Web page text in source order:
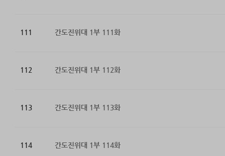
111 간도진위대 1부 111화
112 간도진위대 1부 112화
113 간도진위대 1부 113화
114 간도진위대 1부 114화